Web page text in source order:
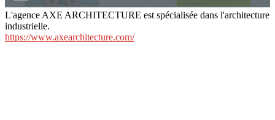
L'agence AXE ARCHITECTURE est spécialisée dans l'architecture
industrielle.
https://www.axearchitecture.com/